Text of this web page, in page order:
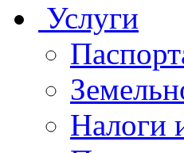
Услуги
Налоги